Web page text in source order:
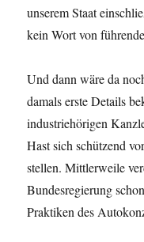
unserem Staat
kein Wort von
Und dann wäre da
damals erste Details
industriehörigen
Hast sich schützend
stellen. Mittlerweile
Bundesregierung
Praktiken des